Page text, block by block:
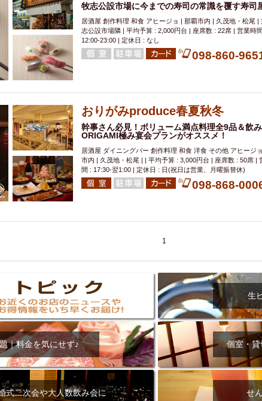
厳選日本酒 鮮魚 大衆酒場 ノンアルコールビール ウィスキ
ス
ピザ 焼酎 カラオケ デリバリー 寿司 クリスマス
ドライ
県庁前駅周辺 大部屋40名
上～
オリオン 海ぶどう パスタ 民謡・生演奏 気軽に一
アグー豚
エビ カレー チャージ無し 牡蠣 夜景・景色◎
応可能
牧志駅周辺 ペット同伴 ビアガーデン チーズ 天
におススメ
沖縄そば 串揚げ バレンタイン 立ち飲み
激辛料理 石垣牛 アヒージョ アサヒ 割烹 女性専用トイ
ード
スペシャルディナー ホルモン(もつ) 炭火焼 ペイディ
スペインバル・イタリアンバール 食べ放題 動物カフェ＆バー
ン 分煙 少人数貸切(15名以下から) 島野菜 しゃぶしゃぶ
ウェディング
辺
オーガニック プレミアム
なトイレ
ランチバイキング フルーツハイボール 飲み比べセッ
ル
鉄板焼き 幹事様特典 おばんざい チーズタッカルビ
秋限定メニュー 春限定メニュー フレンチ 夏限定メニュー
赤嶺駅周辺 シードル 那覇空港駅周辺 儀保駅周辺
牧志公設市場に今までの寿司の常識を覆す寿司
居酒屋 創作料理 和食 アヒージョ | 那覇市内 | 久茂地・松尾 |
志公設市場隣 | 平均予算 : 2,000円台 | 座席数 : 22席 | 営業時
12:00-23:00 | 定休日 : なし
098-860-
おりがみproduce春夏秋冬
幹事さん必見！ボリューム満点料理全9品＆飲
ORIGAMI極み宴会プランがオススメ！
居酒屋 ダイニングバー 創作料理 和食 洋食 その他 アヒージ
市内 | 久茂地・松尾 | | 平均予算 : 3,000円台 | 座席数 : 50席 |
間 : 17:30-翌1:00 | 定休日 : 日(祝日は営業、月曜振替休)
098-868-
1
生
｜料金を気にせず♪ 個室・貸
式二次会や大人数飲み会に せ